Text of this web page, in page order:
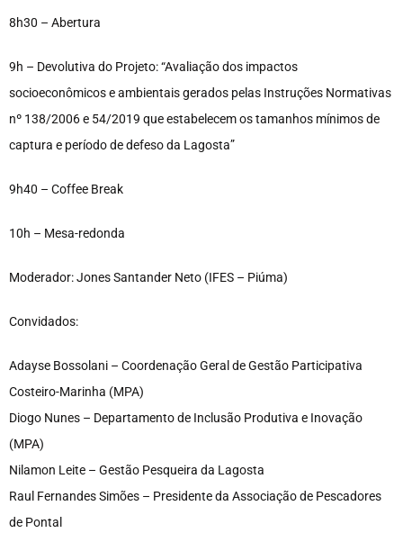
8h30 – Abertura
9h – Devolutiva do Projeto: “Avaliação dos impactos
socioeconômicos e ambientais gerados pelas Instruções Normativas
nº 138/2006 e 54/2019 que estabelecem os tamanhos mínimos de
captura e período de defeso da Lagosta”
9h40 – Coffee Break
10h – Mesa-redonda
Moderador: Jones Santander Neto (IFES – Piúma)
Convidados:
Adayse Bossolani – Coordenação Geral de Gestão Participativa
Costeiro-Marinha (MPA)
Diogo Nunes – Departamento de Inclusão Produtiva e Inovação
(MPA)
Nilamon Leite – Gestão Pesqueira da Lagosta
Raul Fernandes Simões – Presidente da Associação de Pescadores
de Pontal